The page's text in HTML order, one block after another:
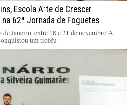
Escola Arte de Crescer
62ª Jornada de Foguetes
Janeiro, entre 18 e 21 de novembro A
um troféu